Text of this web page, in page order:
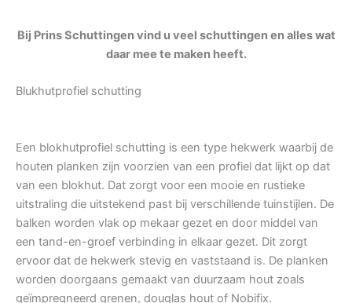
Bij Prins Schuttingen vind u veel schuttingen en alles wat
daar mee te maken heeft.
Blukhutprofiel schutting
Een blokhutprofiel schutting is een type hekwerk waarbij de
houten planken zijn voorzien van een profiel dat lijkt op dat
van een blokhut. Dat zorgt voor een mooie en rustieke
uitstraling die uitstekend past bij verschillende tuinstijlen. De
balken worden vlak op mekaar gezet en door middel van
een tand-en-groef verbinding in elkaar gezet. Dit zorgt
ervoor dat de hekwerk stevig en vaststaand is. De planken
worden doorgaans gemaakt van duurzaam hout zoals
geïmpregneerd grenen, douglas hout of Nobifix.